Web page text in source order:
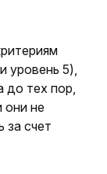
уровень 5),
до тех пор,
они не
за счет